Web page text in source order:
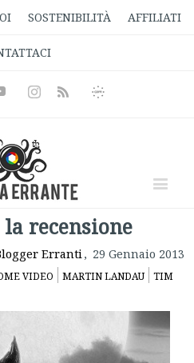
SOSTENIBILITÀ AFFILIATI
YoutubeInstagramRss
Informativa
recensione
Erranti, 29 Gennaio 2013
VIDEO MARTIN LANDAU
TIM